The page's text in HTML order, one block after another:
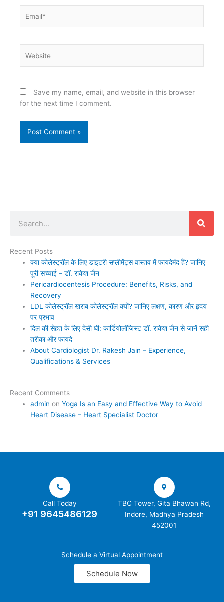
Save my name, email, and website in this browser
for the next time I comment.
Recent Posts
क्या कोलेस्ट्रॉल के लिए डाइटरी सप्लीमेंट्स वास्तव में फायदेमंद हैं? जानिए
पूरी सच्चाई – डॉ. राकेश जैन
Pericardiocentesis Procedure: Benefits, Risks, and
Recovery
LDL कोलेस्ट्रॉल खराब कोलेस्ट्रॉल क्यों? जानिए लक्षण, कारण और हृदय
पर प्रभाव
दिल की सेहत के लिए देसी घी: कार्डियोलॉजिस्ट डॉ. राकेश जैन से जानें सही
तरीका और फायदे
About Cardiologist Dr. Rakesh Jain – Experience,
Qualifications & Services
Recent Comments
admin onYoga Is an Easy and Effective Way to Avoid
Heart Disease – Heart Specialist Doctor
Call Today
+91 9645486129
TBC Tower, Gita Bhawan Rd,
Indore, Madhya Pradesh
452001
Schedule a Virtual Appointment
Schedule Now